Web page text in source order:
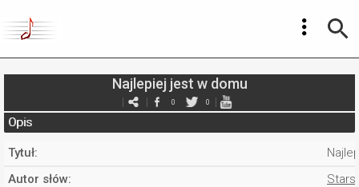
Najlepiej jest w domu
0 0
Opis
Tytuł:
Autor słów: